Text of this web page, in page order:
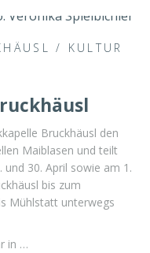
/ KULTUR
Bruckhäusl den
Maiblasen und teilt
und 30. April sowie am 1.
bis zum
Mühlstatt unterwegs
in …